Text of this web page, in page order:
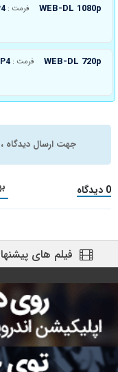
WEB-DL 1080p فرمت :
WEB-DL 720p فرمت :
جهت ارسال دیدگاه
0 دیدگاه
فیلم های